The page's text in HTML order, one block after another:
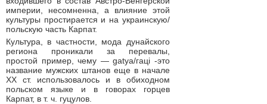
империи, несомненна, а влияние этой
культуры простирается и на украинскую/
польскую часть Карпат.
Культура, в частности, мода дунайского
региона проникали за перевалы,
простой пример, чему — gatya/гаці -это
название мужских штанов еще в начале
XX ст. использовалось и в обиходном
польском языке и в говорах горцев
Карпат, в т. ч. гуцулов.